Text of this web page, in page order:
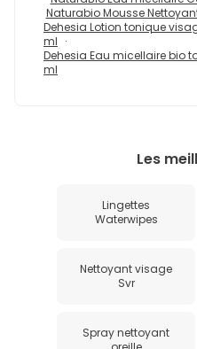
Naturabio Mousse
Dehesia Lotion tonique
ml
Dehesia Eau micellaire bio
ml
Les
Lingettes
Waterwipes
Nettoyant visage
Svr
Spray nettoyant